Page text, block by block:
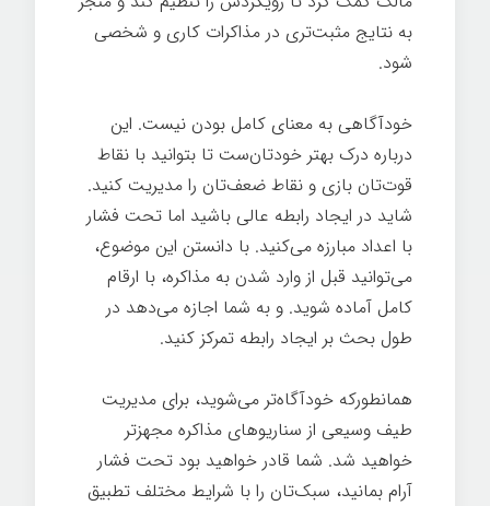
به نتایج مثبت‌تری در مذاکرات کاری و شخصی
شود.
خودآگاهی به معنای کامل بودن نیست. این
درباره درک بهتر خودتان‌ست تا بتوانید با نقاط
قوت‌تان بازی و نقاط ضعف‌تان را مدیریت کنید.
شاید در ایجاد رابطه عالی باشید اما تحت فشار
با اعداد مبارزه می‌کنید. با دانستن این موضوع،
می‌توانید قبل از وارد شدن به مذاکره، با ارقام
کامل آماده شوید. و به شما اجازه می‌دهد در
طول بحث بر ایجاد رابطه تمرکز کنید.
همانطورکه خودآگاه‌تر می‌شوید، برای مدیریت
طیف وسیعی از سناریوهای مذاکره مجهزتر
خواهید شد. شما قادر خواهید بود تحت فشار
آرام بمانید، سبک‌تان را با شرایط مختلف تطبیق